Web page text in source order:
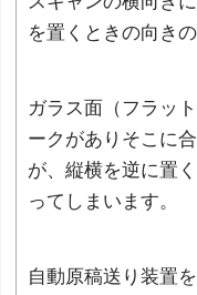
を置くときの向き
ガラス面（フラッ
ークがありそこに
が、縦横を逆に置
ってしまいます。
自動原稿送り装置